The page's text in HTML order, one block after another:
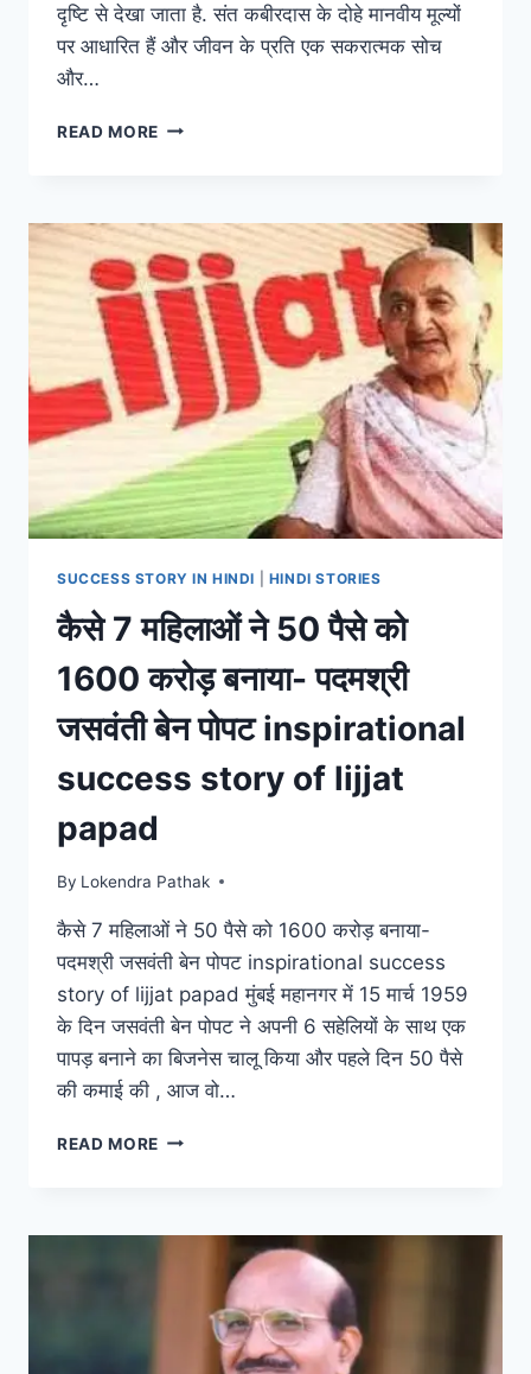
दृष्टि से देखा जाता है. संत कबीरदास के दोहे मानवीय मूल्यों
पर आधारित हैं और जीवन के प्रति एक सकरात्मक सोच
और…
READ MORE FAMOUS
GURU
GOVIND
DOU
KHADE
ETC
कबीरदास
के16
प्रसिद्द
दोहे
HINDI
SUCCESS STORY IN HINDI HINDI STORIES
कैसे 7 महिलाओं ने 50 पैसे को
1600 करोड़ बनाया- पदमश्री
जसवंती बेन पोपट inspirational
success story of lijjat
papad
By Lokendra Pathak
कैसे 7 महिलाओं ने 50 पैसे को 1600 करोड़ बनाया-
पदमश्री जसवंती बेन पोपट inspirational success
story of lijjat papad मुंबई महानगर में 15 मार्च 1959
के दिन जसवंती बेन पोपट ने अपनी 6 सहेलियों के साथ एक
पापड़ बनाने का बिजनेस चालू किया और पहले दिन 50 पैसे
की कमाई की , आज वो…
READ MORE कैसे
50